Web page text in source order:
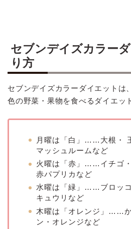
セブンデイズカラー
り方
セブンデイズカラーダイエットは
色の野菜・果物を食べるダイエッ
月曜は「白」……大根・
マッシュルームなど
火曜は「赤」……イチゴ・
赤パプリカなど
水曜は「緑」……ブロッコ
キュウリなど
木曜は「オレンジ」……
ン・オレンジなど